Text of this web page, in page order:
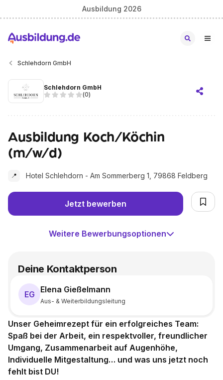
Ausbildung 2026
Schlehdorn GmbH
Schlehdorn GmbH
(0)
Ausbildung Koch/Köchin
(m/w/d)
📍 Hotel Schlehdorn - Am Sommerberg 1, 79868 Feldberg
Jetzt bewerben
Weitere Bewerbungsoptionen
Unser Geheimrezept für ein erfolgreiches Team:
Spaß bei der Arbeit, ein respektvoller, freundlicher
Umgang, Zusammenarbeit auf Augenhöhe,
Individuelle Mitgestaltung… und was uns jetzt noch
fehlt bist DU!
Deine Kontaktperson
EG Elena Gießelmann
Aus- & Weiterbildungsleitung